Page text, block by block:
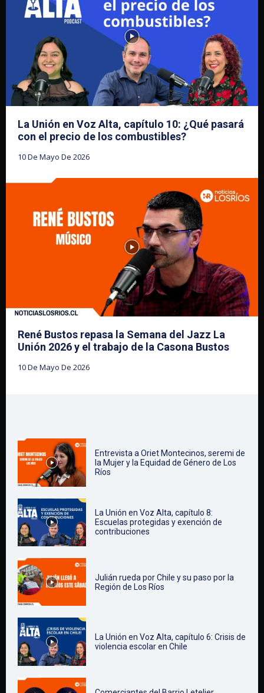
La Unión en Voz Alta, capítulo 10: ¿Qué pasará
con el precio de los combustibles?
10 De Mayo De 2026
René Bustos repasa la Semana del Jazz La
Unión 2026 y el trabajo de la Casona Bustos
10 De Mayo De 2026
Entrevista a Oriet Montecinos, seremi de
la Mujer y la Equidad de Género de Los
Ríos
La Unión en Voz Alta, capítulo 8:
Escuelas protegidas y exención de
contribuciones
Julián rueda por Chile y su paso por la
Región de Los Ríos
La Unión en Voz Alta, capítulo 6: Crisis de
violencia escolar en Chile